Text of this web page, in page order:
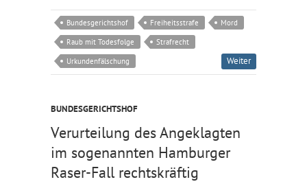
Bundesgerichtshof Freiheitsstrafe
Mord
Raub mit Todesfolge
Strafrecht
Urkundenfälschung
Weiter
BUNDESGERICHTSHOF
Verurteilung des Angeklagten
im sogenannten Hamburger
Raser-Fall rechtskräftig